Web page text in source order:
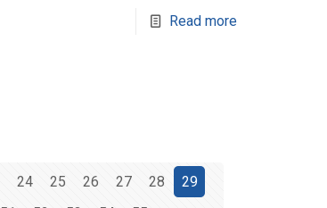
Read more
24 25 26 27 28
29